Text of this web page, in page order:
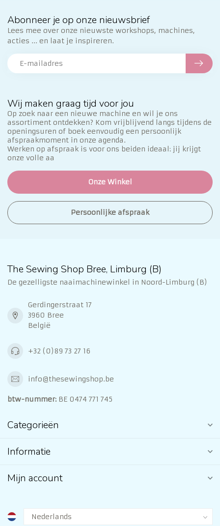
Wij maken graag tijd voor jou
Op zoek naar een nieuwe machine en wil je ons
assortiment ontdekken? Kom vrijblijvend langs tijdens de
openingsuren of boek eenvoudig een persoonlijk
afspraakmoment in onze agenda.
Werken op afspraak is voor ons beiden ideaal: jij krijgt
onze volle aa
Onze Winkel
Persoonlijke afspraak
Abonneer je op onze nieuwsbrief
Lees mee over onze nieuwste workshops, machines,
acties ... en laat je inspireren.
The Sewing Shop Bree, Limburg (B)
De gezelligste naaimachinewinkel in Noord-Limburg (B)
Gerdingerstraat 17
3960 Bree
België
+32 (0)89 73 27 16
info@thesewingshop.be
btw-nummer: BE 0474 771 745
Categorieën
Informatie
Mijn account